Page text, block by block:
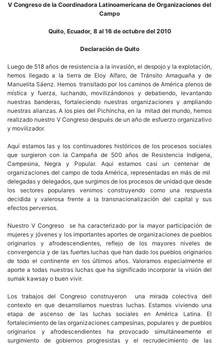
V Congreso de la Coordinadora Latinoamericana de Organizaciones del
Campo
Quito, Ecuador, 8 al 16 de octubre del 2010
Declaración de Quito
Luego de 518 años de resistencia a la invasión, el despojo y la explotación,
hemos llegado a la tierra de Eloy Alfaro, de Tránsito Amaguaña y de
Manuelita Sáenz. Hemos transitado por los caminos de América plenos de
mística y fuerza, luchando, movilizándonos y debatiendo, levantando
nuestras banderas, fortaleciendo nuestras organizaciones y ampliando
nuestras alianzas. A los pies del Pichincha, en la mitad del mundo, hemos
realizado nuestro V Congreso después de un año de esfuerzo organizativo
y movilizador.
Aquí estamos las y los continuadores históricos de los procesos sociales
que surgieron con la Campaña de 500 años de Resistencia Indígena,
Campesina, Negra y Popular. Aquí estamos casi un centenar de
organizaciones del campo de toda América, representadas en más de mil
delegadas y delegados, que surgimos de los procesos de unidad que desde
los sectores populares venimos construyendo como una respuesta
decidida y valerosa frente a la transnacionalización del capital y sus
efectos perversos.
Nuestro V Congreso se ha caracterizado por la mayor participación de
mujeres y jóvenes y los importantes aportes de organizaciones de pueblos
originarios y afrodescendientes, reflejo de los mayores niveles de
convergencia y de las fuertes luchas que han dado los pueblos originarios
de todo el continente en los últimos años. Valoramos especialmente el
aporte a todas nuestras luchas que ha significado incorporar la visión del
sumak kawsay o buen vivir.
Los trabajos del Congreso construyeron una mirada colectiva dell
contexto en que desarrollamos nuestras luchas. Estamos viviendo una
etapa de ascenso de las luchas sociales en América Latina. El
fortalecimiento de las organizaciones campesinas, populares y de pueblos
originarios y afrodescendientes ha provocado simultáneamente el
surgimiento de gobiernos progresistas y el recrudecimiento de las